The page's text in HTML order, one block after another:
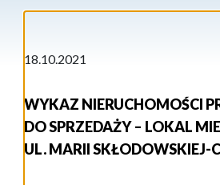
18.10.2021
WYKAZ NIERUCHOMOŚCI
DO SPRZEDAŻY – LOKAL
UL. MARII SKŁODOWSKIEJ-